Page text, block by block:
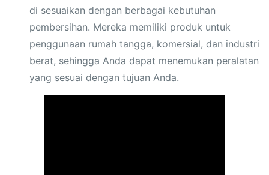
di sesuaikan dengan berbagai kebutuhan
pembersihan. Mereka memiliki produk untuk
penggunaan rumah tangga, komersial, dan industri
berat, sehingga Anda dapat menemukan peralatan
yang sesuai dengan tujuan Anda.